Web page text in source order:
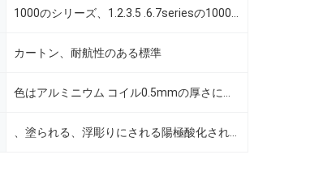
カートン、耐航性のある標準